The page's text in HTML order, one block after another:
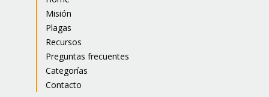
Misión
Plagas
Recursos
Preguntas frecuentes
Categorías
Contacto